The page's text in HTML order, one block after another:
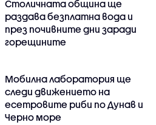
Столичната община ще
раздава безплатна вода и
през почивните дни заради
горещините
Мобилна лаборатория ще
следи движението на
есетровите риби по Дунав и
Черно море